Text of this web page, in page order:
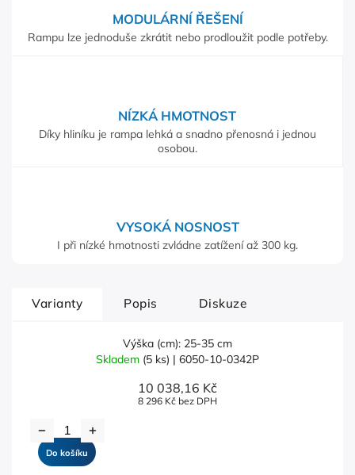
MODULÁRNÍ ŘEŠENÍ
Rampu lze jednoduše zkrátit nebo prodloužit podle potřeby.
NÍZKÁ HMOTNOST
Díky hliníku je rampa lehká a snadno přenosná i jednou
osobou.
VYSOKÁ NOSNOST
I při nízké hmotnosti zvládne zatížení až 300 kg.
Varianty Popis Diskuze
Výška (cm): 25-35 cm
Skladem (5 ks) | 6050-10-0342P
10 038,16 Kč
8 296 Kč bez DPH
Do košíku